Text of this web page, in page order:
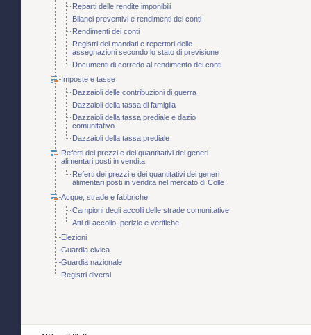
Reparti delle rendite imponibili
Bilanci preventivi e rendimenti dei conti
Rendimenti dei conti
Registri dei mandati e repertori delle
assegnazioni secondo lo stato di previsione
Documenti di corredo al rendimento dei conti
Imposte e tasse
Dazzaioli delle contribuzioni di guerra
Dazzaioli della tassa di famiglia
Dazzaioli della tassa prediale e dazio
comunitativo
Dazzaioli della tassa prediale
Referti dei prezzi e dei quantitativi dei generi
alimentari posti in vendita
Referti dei prezzi e dei quantitativi dei generi
alimentari posti in vendita nel mercato di Colle
Acque, strade e fabbriche
Campioni degli accolli delle strade comunitative
Atti di accollo, perizie e verifiche
Elezioni
Guardia civica
Guardia nazionale
Registri diversi